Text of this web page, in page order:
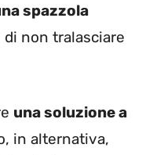
spazzola
di non tralasciare
una soluzione a
in alternativa,